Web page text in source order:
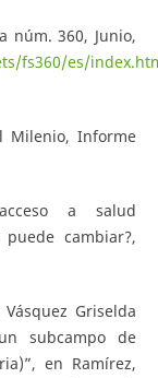
núm. 360, Junio,
fs360/es/
Milenio, Informe
a salud
cambiar?,
Griselda
subcampo de
en Ramírez,